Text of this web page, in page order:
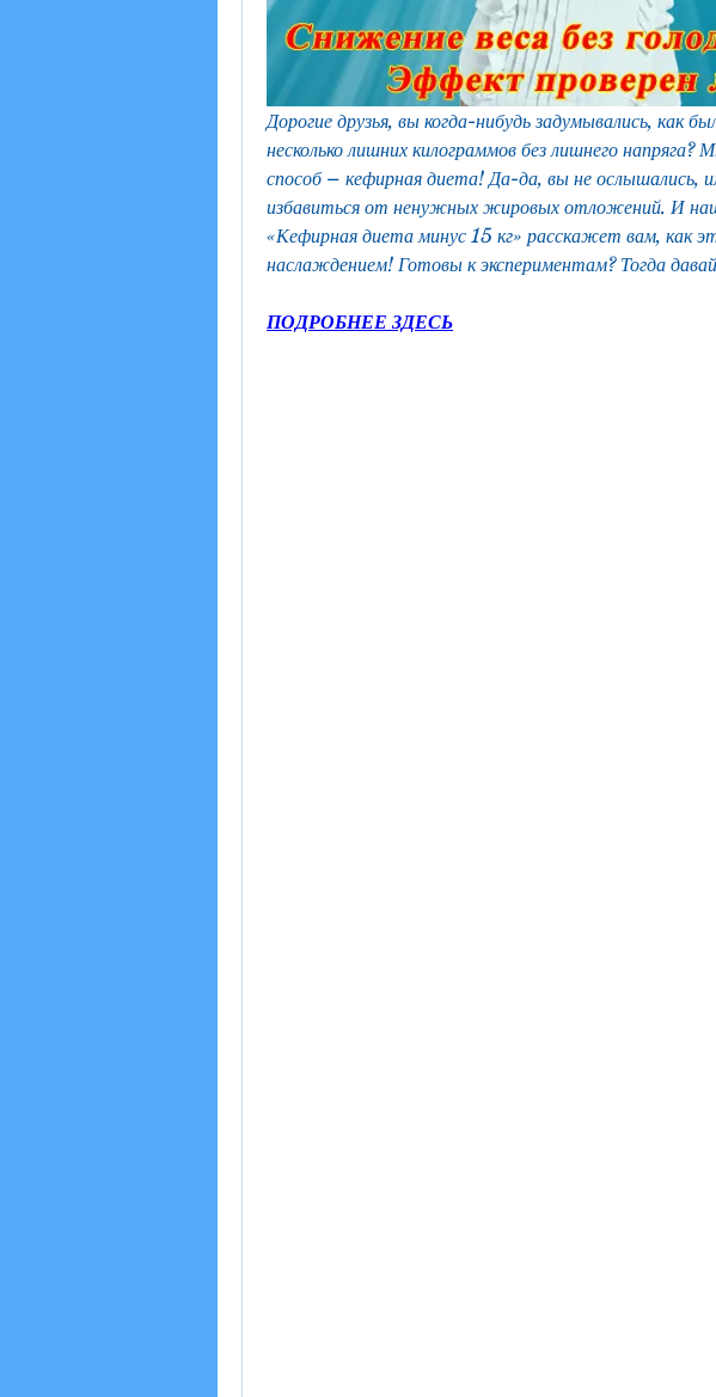
Дорогие друзья, вы когда-нибудь задумывались, как
несколько лишних килограммов без лишнего напряга?
способ – кефирная диета! Да-да, вы не ослышались,
избавиться от ненужных жировых отложений. И
«Кефирная диета минус 15 кг» расскажет вам, как
наслаждением! Готовы к экспериментам? Тогда
ПОДРОБНЕЕ ЗДЕСЬ